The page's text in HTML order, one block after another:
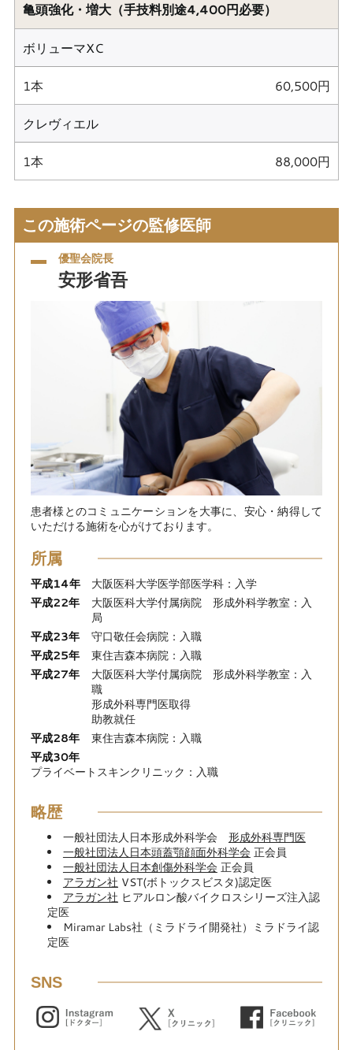
亀頭強化・増大（手技料別途4,400円必要）
ボリューマXC
1本 60,500円
クレヴィエル
1本 88,000円
この施術ページの監修医師
優聖会院長
安形省吾
患者様とのコミュニケーションを大事に、安心・納得して
いただける施術を心がけております。
所属
平成14年
大阪医科大学医学部医学科：入学
平成22年
大阪医科大学付属病院 形成外科学教室：入
局
平成23年
守口敬任会病院：入職
平成25年
東住吉森本病院：入職
平成27年
大阪医科大学付属病院 形成外科学教室：入
職
形成外科専門医取得
助教就任
平成28年
東住吉森本病院：入職
平成30年
プライベートスキンクリニック：入職
略歴
一般社団法人日本形成外科学会 形成外科専門医
一般社団法人日本頭蓋顎顔面外科学会 正会員
一般社団法人日本創傷外科学会 正会員
アラガン社 VST(ボトックスビスタ)認定医
アラガン社 ヒアルロン酸バイクロスシリーズ注入認
定医
Miramar Labs社（ミラドライ開発社）ミラドライ認
定医
SNS